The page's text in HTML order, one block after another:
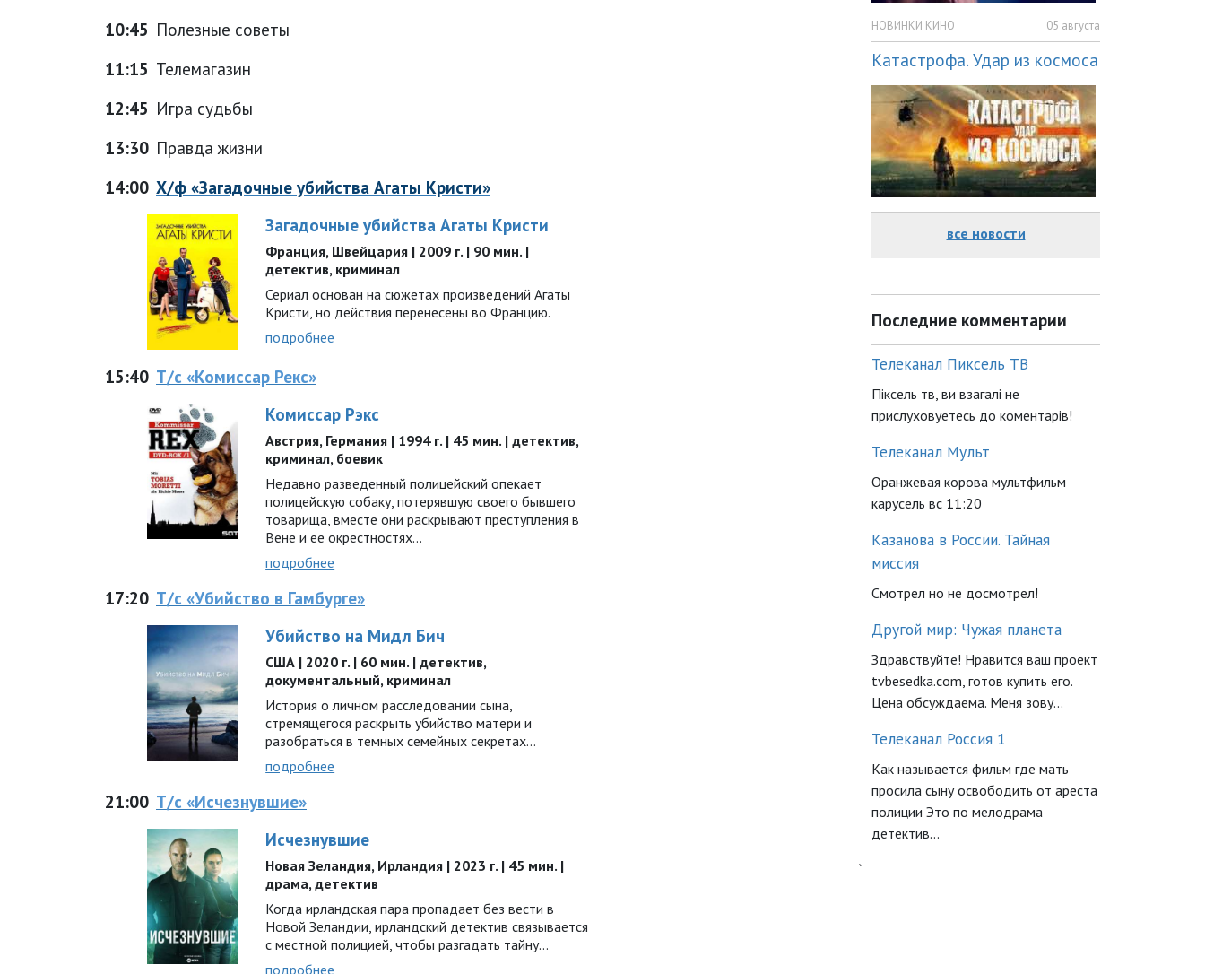
10:45 Полезные советы
11:15 Телемагазин
12:45 Игра судьбы
13:30 Правда жизни
14:00 Х/ф «Загадочные убийства Агаты Кристи»
Загадочные убийства Агаты Кристи
Франция, Швейцария | 2009 г. | 90 мин. |
детектив, криминал
Сериал основан на сюжетах произведений Агаты
Кристи, но действия перенесены во Францию.
подробнее
15:40 Т/с «Комиссар Рекс»
Комиссар Рэкс
Австрия, Германия | 1994 г. | 45 мин. | детектив,
криминал, боевик
Недавно разведенный полицейский опекает
полицейскую собаку, потерявшую своего бывшего
товарища, вместе они раскрывают преступления в
Вене и ее окрестностях…
подробнее
17:20 Т/с «Убийство в Гамбурге»
Убийство на Мидл Бич
США | 2020 г. | 60 мин. | детектив,
документальный, криминал
История о личном расследовании сына,
стремящегося раскрыть убийство матери и
разобраться в темных семейных секретах…
подробнее
21:00 Т/с «Исчезнувшие»
Исчезнувшие
Новая Зеландия, Ирландия | 2023 г. | 45 мин. |
драма, детектив
Когда ирландская пара пропадает без вести в
Новой Зеландии, ирландский детектив связывается
с местной полицией, чтобы разгадать тайну…
подробнее
НОВИНКИ КИНО 05 августа
Катастрофа. Удар из космоса
все новости
Последние комментарии
Телеканал Пиксель ТВ
Піксель тв, ви взагалі не
прислуховуетесь до коментарів!
Телеканал Мульт
Оранжевая корова мультфильм
карусель вс 11:20
Казанова в России. Тайная
миссия
Смотрел но не досмотрел!
Другой мир: Чужая планета
Здравствуйте! Нравится ваш проект
tvbesedka.com, готов купить его.
Цена обсуждаема. Меня зову...
Телеканал Россия 1
Как называется фильм где мать
просила сыну освободить от ареста
полиции Это по мелодрама
детектив...
`